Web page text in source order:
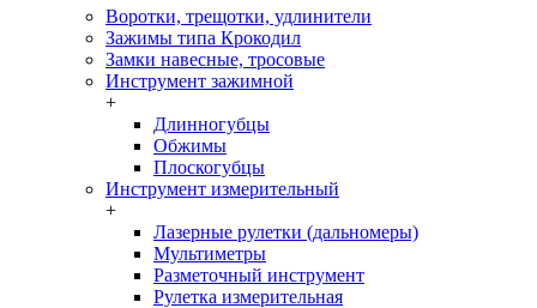
Воротки, трещотки, удлинители
Зажимы типа Крокодил
Замки навесные, тросовые
Инструмент зажимной
+
Длинногубцы
Обжимы
Плоскогубцы
Инструмент измерительный
+
Лазерные рулетки (дальномеры)
Мультиметры
Разметочный инструмент
Рулетка измерительная